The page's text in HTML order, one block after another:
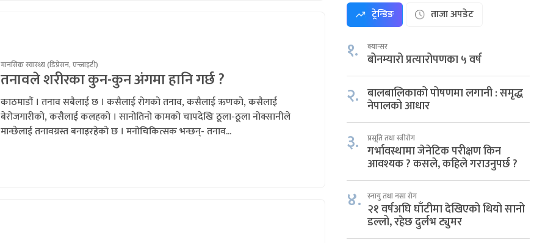
मानसिक स्वास्थ्य (डिप्रेसन, एन्जाइटी)
तनावले शरीरका कुन-कुन अंगमा हानि गर्छ ?
काठमाडौं । तनाव सबैलाई छ । कसैलाई रोगको तनाव, कसैलाई ऋणको, कसैलाई
बेरोजगारीको, कसैलाई कलहको । सानोतिनो कामको चापदेखि ठूला-ठूला नोक्सानीले
मान्छेलाई तनावग्रस्त बनाइरहेको छ । मनोचिकित्सक भन्छन्- तनाव...
ट्रेन्डिङ ताजा अपडेट
१. क्यान्सर
बोनम्यारो प्रत्यारोपणका ५ वर्ष
२. बालबालिकाको पोषणमा लगानी : समृद्ध
नेपालको आधार
३. प्रसूति तथा स्त्रीरोग
गर्भावस्थामा जेनेटिक परीक्षण किन
आवश्यक ? कसले, कहिले गराउनुपर्छ ?
४. स्नायु तथा नसा रोग
२१ वर्षअघि घाँटीमा देखिएको थियो सानो
डल्लो, रहेछ दुर्लभ ट्युमर